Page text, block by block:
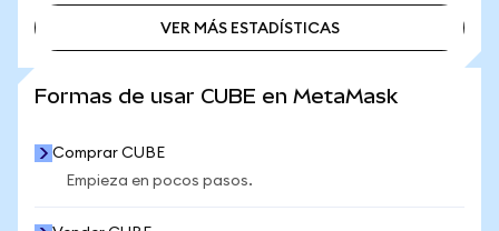
VER MÁS ESTADÍSTICAS
Formas de usar CUBE en MetaMask
Comprar CUBE
Empieza en pocos pasos.